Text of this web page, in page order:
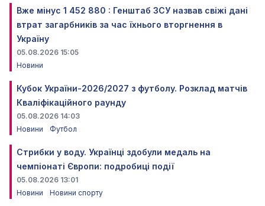
Вже мінус 1 452 880 : Генштаб ЗСУ назвав свіжі дані
втрат загарбників за час їхнього вторгнення в
Україну
05.08.2026 15:05
Новини
Кубок України-2026/2027 з футболу. Розклад матчів
Кваліфікаційного раунду
05.08.2026 14:03
Новини
Футбол
Стрибки у воду. Українці здобули медаль на
чемпіонаті Європи: подробиці події
05.08.2026 13:01
Новини
Новини спорту